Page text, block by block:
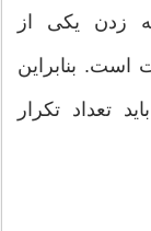
زدن یکی از
بنابراین
تعداد تکرار